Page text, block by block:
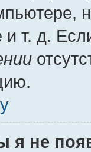
и т. д.
я не